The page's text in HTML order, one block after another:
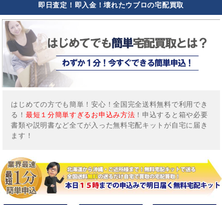
即日査定！即入金！壊れたウブロの宅配買取
はじめての方でも簡単！安心！全国完全送料無料で利用でき
る！ 最短１分簡単すぎるお申込み方法 ！申込すると箱や必要
書類や説明書など全てが入った無料宅配キットが自宅に届き
ます！